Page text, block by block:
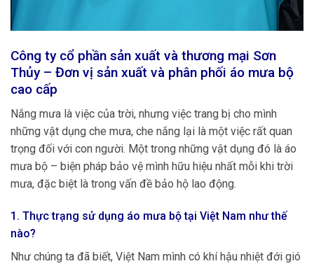
Công ty cổ phần sản xuất và thương mại Sơn
Thủy – Đơn vị sản xuất và phân phối áo mưa bộ
cao cấp
Nắng mưa là việc của trời, nhưng việc trang bị cho mình
những vật dụng che mưa, che nắng lại là một việc rất quan
trọng đối với con người. Một trong những vật dụng đó là áo
mưa bộ – biện pháp bảo vệ mình hữu hiệu nhất mỗi khi trời
mưa, đặc biệt là trong vấn đề bảo hộ lao động.
1. Thực trạng sử dụng áo mưa bộ tại Việt Nam như thế
nào?
Như chúng ta đã biết, Việt Nam mình có khí hậu nhiệt đới gió